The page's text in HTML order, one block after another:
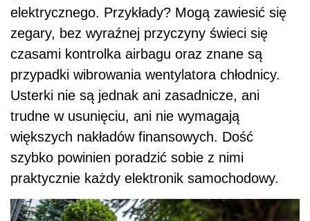
elektrycznego. Przykłady? Mogą zawiesić się
zegary, bez wyraźnej przyczyny świeci się
czasami kontrolka airbagu oraz znane są
przypadki wibrowania wentylatora chłodnicy.
Usterki nie są jednak ani zasadnicze, ani
trudne w usunięciu, ani nie wymagają
większych nakładów finansowych. Dość
szybko powinien poradzić sobie z nimi
praktycznie każdy elektronik samochodowy.